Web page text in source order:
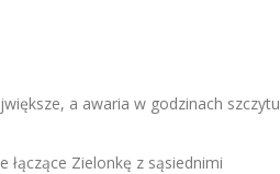
a awaria w godzinach szczytu
łączące Zielonkę z sąsiednimi